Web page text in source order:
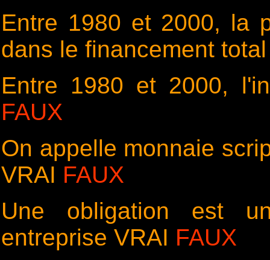
Entre 1980 et 2000, la
dans le financement
Entre 1980 et 2000,
FAUX
On appelle monnaie
VRAI FAUX
Une obligation est
entreprise VRAI FAUX